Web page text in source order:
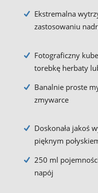
Ekstremalna
zastosowaniu
Fotograficzny
torebkę herbaty
Banalnie proste
zmywarce
Doskonała jakoś
pięknym
250 ml
napój